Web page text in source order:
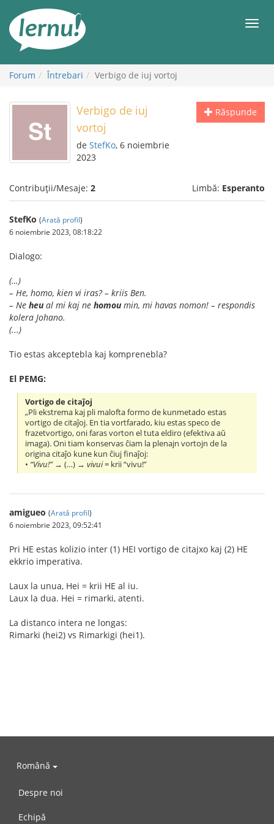
conținut
Forum Întrebari Verbigo de iuj vortoj
Răspunde
Verbigo de iuj
vortoj
de StefKo, 6 noiembrie
2023
Contribuții/Mesaje: 2 Limbă: Esperanto
StefKo (Arată profil)
6 noiembrie 2023, 08:18:22
Dialogo:
(…)
– He, homo, kien vi iras? – kriis Ben.
– Ne heual mi kaj ne homoumin, mi havas nomon! – respondis
kolera Johano.
(...)
Tio estas akceptebla kaj komprenebla?
El PEMG:
Vortigo de citaĵoj
„Pli ekstrema kaj pli malofta formo de kunmetado estas
vortigo de citaĵoj. En tia vortfarado, kiu estas speco de
frazetvortigo, oni faras vorton el tuta eldiro (efektiva aŭ
imaga). Oni tiam konservas ĉiam la plenajn vortojn de la
origina citaĵo kune kun ĉiuj finaĵoj:
• “Vivu!”→ (…) →vivui= krii “vivu!”
amigueo (Arată profil)
6 noiembrie 2023, 09:52:41
Pri HE estas kolizio inter (1) HEI vortigo de citajxo kaj (2) HE
ekkrio imperativa.
Laux la unua, Hei = krii HE al iu.
Laux la dua. Hei = rimarki, atenti.
La distanco intera ne longas:
Rimarki (hei2) vs Rimarkigi (hei1).
Română
Despre noi
Echipă